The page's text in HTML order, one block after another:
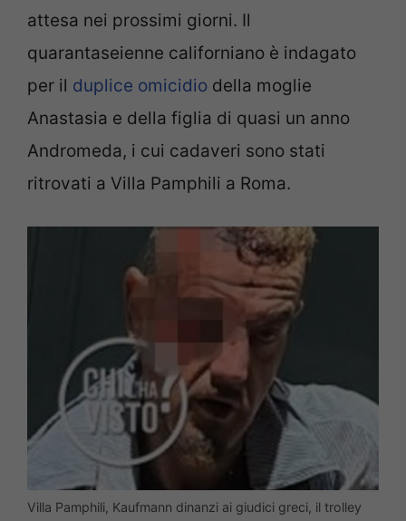
attesa nei prossimi giorni. Il
quarantaseienne californiano è indagato
per il duplice omicidio della moglie
Anastasia e della figlia di quasi un anno
Andromeda, i cui cadaveri sono stati
ritrovati a Villa Pamphili a Roma.
Villa Pamphili, Kaufmann dinanzi ai giudici greci, il trolley